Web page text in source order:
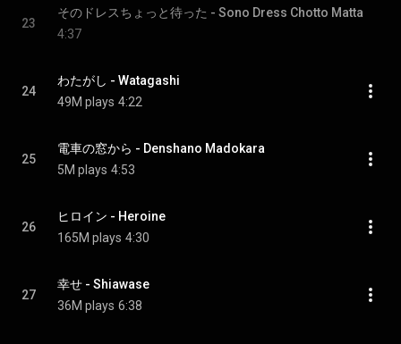
23
そのドレスちょっと待った - Sono Dress Chotto Matta
4:37
24
わたがし - Watagashi
49M plays 4:22
25
電車の窓から - Denshano Madokara
5M plays 4:53
26
ヒロイン - Heroine
165M plays 4:30
27
幸せ - Shiawase
36M plays 6:38